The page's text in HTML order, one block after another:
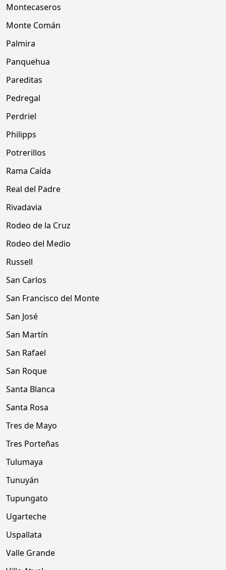
Montecaseros
Monte Comán
Palmira
Panquehua
Pareditas
Pedregal
Perdriel
Philipps
Potrerillos
Rama Caída
Real del Padre
Rivadavia
Rodeo de la Cruz
Rodeo del Medio
Russell
San Carlos
San Francisco del Monte
San José
San Martín
San Rafael
San Roque
Santa Blanca
Santa Rosa
Tres de Mayo
Tres Porteñas
Tulumaya
Tunuyán
Tupungato
Ugarteche
Uspallata
Valle Grande